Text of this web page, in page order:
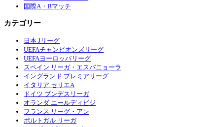
国際A・Bマッチ
カテゴリー
日本 Jリーグ
UEFAチャンピオンズリーグ
UEFAヨーロッパリーグ
スペイン リーガ・エスパニョーラ
イングランド プレミアリーグ
イタリア セリエA
ドイツ ブンデスリーガ
オランダ エールディビジ
フランス リーグ・アン
ポルトガル リーガ